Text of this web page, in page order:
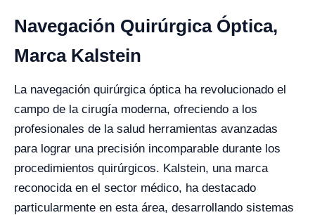
Navegación Quirúrgica Óptica,
Marca Kalstein
La navegación quirúrgica óptica ha revolucionado el
campo de la cirugía moderna, ofreciendo a los
profesionales de la salud herramientas avanzadas
para lograr una precisión incomparable durante los
procedimientos quirúrgicos. Kalstein, una marca
reconocida en el sector médico, ha destacado
particularmente en esta área, desarrollando sistemas